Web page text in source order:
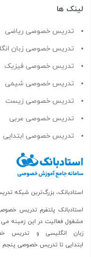
لینک ها
تدریس خصوصی ریاضی
تدریس خصوصی زبان
تدریس خصوصی فیزیک
تدریس خصوصی شیمی
تدریس خصوصی زیست
تدریس خصوصی عربی
تدریس خصوصی ابتدایی
استادبانک، بزرگ‌ترین شبکه
استادبانک پلتفرم تدریس
مشغول فعالیت در این زمینه
زبان انگلیسی و تدریس
ابتدایی تا تدریس خصوصی پنجم